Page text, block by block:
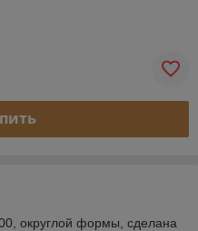
округлой формы, сделана